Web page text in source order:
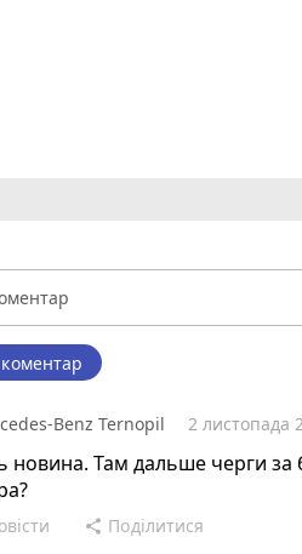
Benz Ternopil 2 листопада
новина. Там дальше черги
share Поділитися